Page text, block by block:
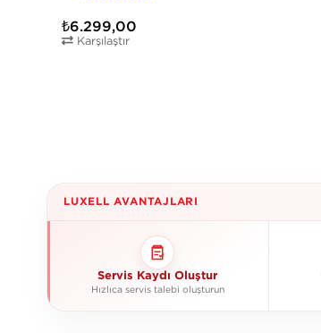
₺6.299,00
Karşılaştır
LUXELL AVANTAJLARI
Servis Kaydı Oluştur
Hızlıca servis talebi oluşturun